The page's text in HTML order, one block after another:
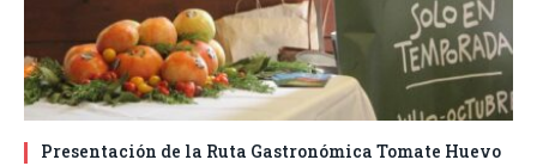
Presentación de la Ruta Gastronómica Tomate Huevo